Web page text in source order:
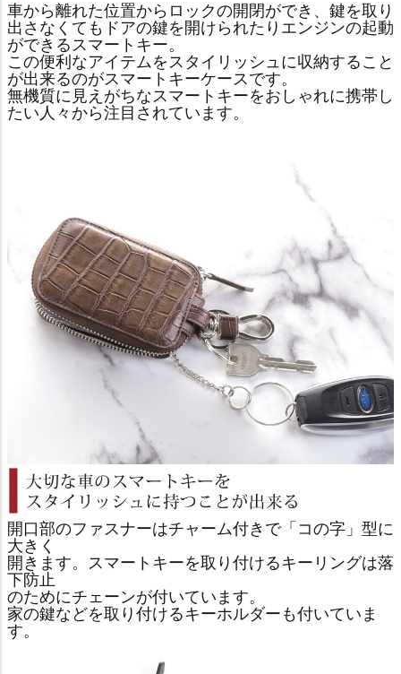
車から離れた位置からロックの開閉ができ、鍵を取り
出さなくてもドアの鍵を開けられたりエンジンの起動
ができるスマートキー。
この便利なアイテムをスタイリッシュに収納すること
が出来るのがスマートキーケースです。
無機質に見えがちなスマートキーをおしゃれに携帯し
たい人々から注目されています。
開口部のファスナーはチャーム付きで「コの字」型に
大きく
開きます。スマートキーを取り付けるキーリングは落
下防止
のためにチェーンが付いています。
家の鍵などを取り付けるキーホルダーも付いていま
す。